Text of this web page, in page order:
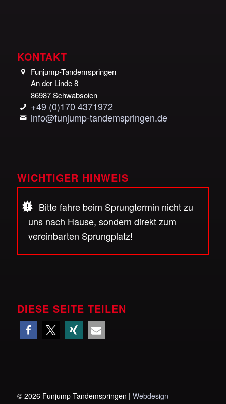
KONTAKT
Funjump-Tandemspringen
An der Linde 8
86987 Schwabsoien
+49 (0)170 4371972
info@funjump-tandemspringen.de
WICHTIGER HINWEIS
Bitte fahre beim Sprungtermin nicht zu
uns nach Hause, sondern direkt zum
vereinbarten Sprungplatz!
DIESE SEITE TEILEN
© 2026 Funjump-Tandemspringen | Webdesign